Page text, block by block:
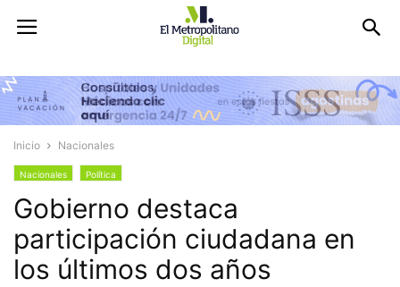
Inicio Nacionales
Nacionales Política
Gobierno destaca
participación ciudadana en
los últimos dos años